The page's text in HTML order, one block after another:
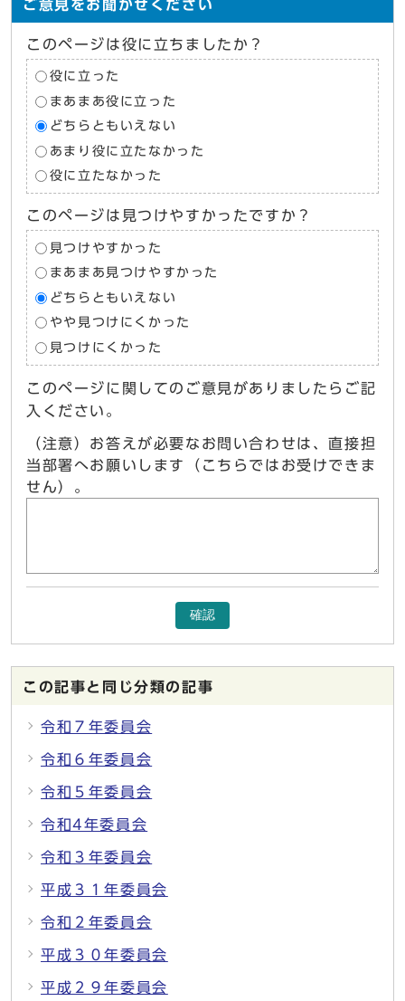
ご意見をお聞かせください
このページは役に立ちましたか？
役に立った
まあまあ役に立った
どちらともいえない
あまり役に立たなかった
役に立たなかった
このページは見つけやすかったですか？
見つけやすかった
まあまあ見つけやすかった
どちらともいえない
やや見つけにくかった
見つけにくかった
このページに関してのご意見がありましたらご記
入ください。
（注意）お答えが必要なお問い合わせは、直接担
当部署へお願いします（こちらではお受けできま
せん）。
確認
この記事と同じ分類の記事
令和７年委員会
令和６年委員会
令和５年委員会
令和4年委員会
令和３年委員会
平成３１年委員会
令和２年委員会
平成３０年委員会
平成２９年委員会